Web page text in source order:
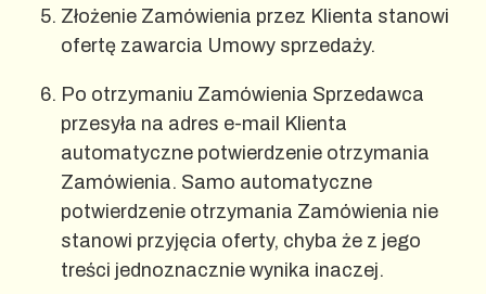
Złożenie Zamówienia przez Klienta stanowi
ofertę zawarcia Umowy sprzedaży.
Po otrzymaniu Zamówienia Sprzedawca
przesyła na adres e-mail Klienta
automatyczne potwierdzenie otrzymania
Zamówienia. Samo automatyczne
potwierdzenie otrzymania Zamówienia nie
stanowi przyjęcia oferty, chyba że z jego
treści jednoznacznie wynika inaczej.